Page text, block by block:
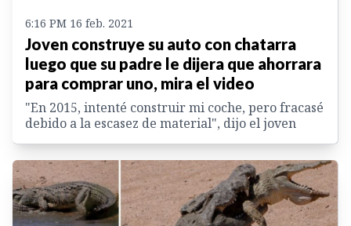
6:16 PM 16 feb. 2021
Joven construye su auto con chatarra
luego que su padre le dijera que ahorrara
para comprar uno, mira el video
"En 2015, intenté construir mi coche, pero fracasé
debido a la escasez de material", dijo el joven